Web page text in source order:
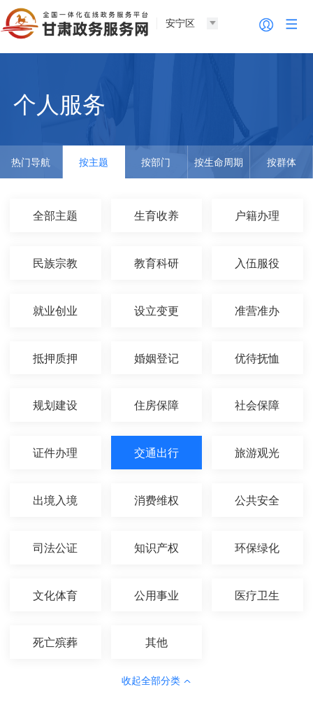
安宁区
个人服务
热门导航 按主题 按部门 按生命周期 按群体
全部主题 生育收养 户籍办理
民族宗教 教育科研 入伍服役
就业创业 设立变更 准营准办
抵押质押 婚姻登记 优待抚恤
规划建设 住房保障 社会保障
证件办理 交通出行 旅游观光
出境入境 消费维权 公共安全
司法公证 知识产权 环保绿化
文化体育 公用事业 医疗卫生
死亡殡葬 其他
收起全部分类